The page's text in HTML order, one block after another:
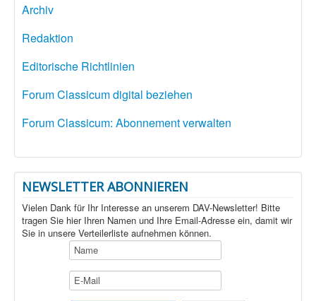
Archiv
Redaktion
Editorische Richtlinien
Forum Classicum digital beziehen
Forum Classicum: Abonnement verwalten
NEWSLETTER ABONNIEREN
Vielen Dank für Ihr Interesse an unserem DAV-Newsletter! Bitte
tragen Sie hier Ihren Namen und Ihre Email-Adresse ein, damit wir
Sie in unsere Verteilerliste aufnehmen können.